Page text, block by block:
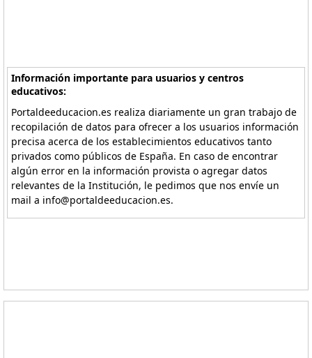
Información importante para usuarios y centros
educativos:
Portaldeeducacion.es realiza diariamente un gran trabajo de
recopilación de datos para ofrecer a los usuarios información
precisa acerca de los establecimientos educativos tanto
privados como públicos de España. En caso de encontrar
algún error en la información provista o agregar datos
relevantes de la Institución, le pedimos que nos envíe un
mail a info@portaldeeducacion.es.